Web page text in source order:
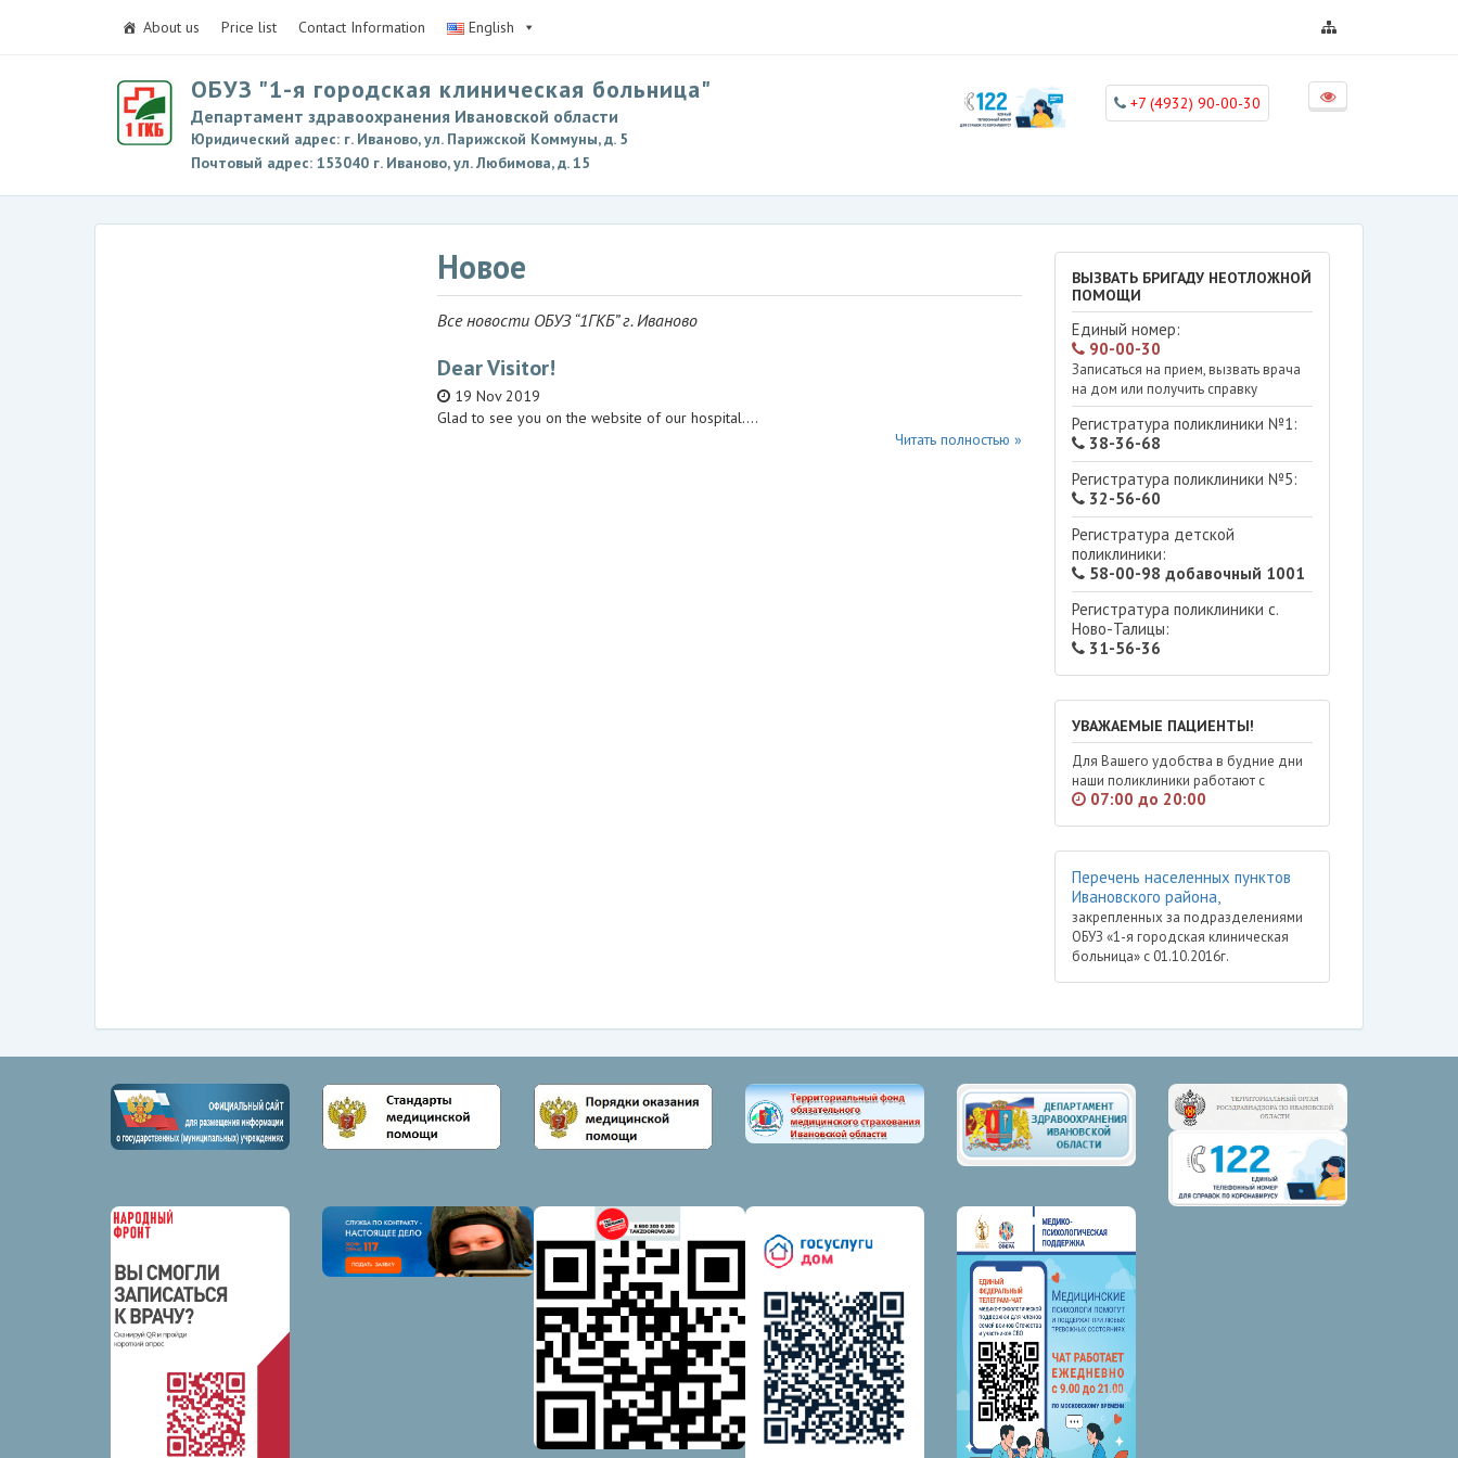
About us Price list Contact Information English
ОБУЗ "1-я городская клиническая больница"
Департамент здравоохранения Ивановской области
Юридический адрес: г. Иваново, ул. Парижской Коммуны, д. 5
Почтовый адрес: 153040 г. Иваново, ул. Любимова, д. 15
+7 (4932) 90-00-30
Новое
Все новости ОБУЗ “1ГКБ” г. Иваново
Dear Visitor!
19 Nov 2019
Glad to see you on the website of our hospital….
Читать полностью »
ВЫЗВАТЬ БРИГАДУ НЕОТЛОЖНОЙ
ПОМОЩИ
Единый номер:
90-00-30
Записаться на прием, вызвать врача
на дом или получить справку
Регистратура поликлиники №1:
38-36-68
Регистратура поликлиники №5:
32-56-60
Регистратура детской
поликлиники:
58-00-98 добавочный 1001
Регистратура поликлиники с.
Ново-Талицы:
31-56-36
УВАЖАЕМЫЕ ПАЦИЕНТЫ!
Для Вашего удобства в будние дни
наши поликлиники работают с
07:00 до 20:00
Перечень населенных пунктов
Ивановского района,
закрепленных за подразделениями
ОБУЗ «1-я городская клиническая
больница» с 01.10.2016г.